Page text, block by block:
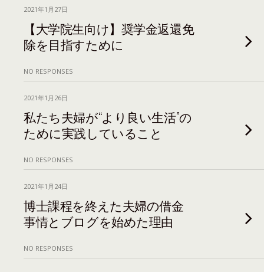
2021年1月27日
【大学院生向け】奨学金返還免
除を目指すために
NO RESPONSES
2021年1月26日
私たち夫婦が“より良い生活”の
ために実践していること
NO RESPONSES
2021年1月24日
博士課程を終えた夫婦の借金
事情とブログを始めた理由
NO RESPONSES